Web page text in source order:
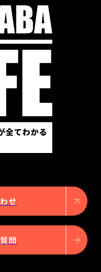
せ
問